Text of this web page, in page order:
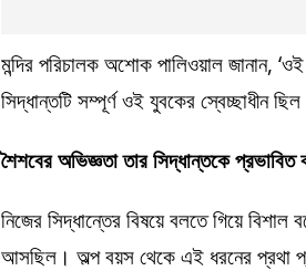
মন্দির পরিচালক অশোক পালিওয়াল জানান,
সিদ্ধান্তটি সম্পূর্ণ ওই যুবকের স্বেচ্ছাধীন
শৈশবের অভিজ্ঞতা তার সিদ্ধান্তকে প্রভাবিত
নিজের সিদ্ধান্তের বিষয়ে বলতে গিয়ে
আসছিল। অল্প বয়স থেকে এই ধরনের প্রথা